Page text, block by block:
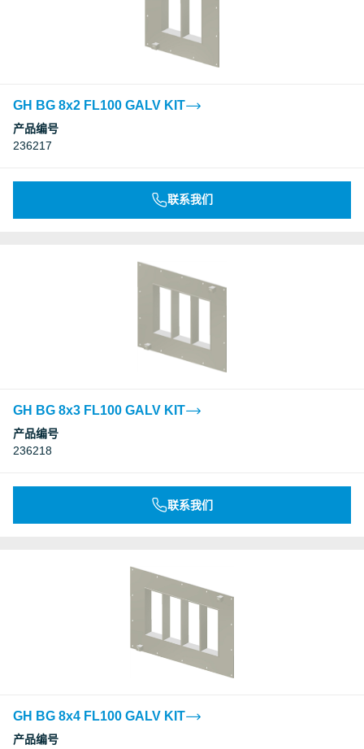
GH BG 8x2 FL100 GALV KIT
产品编号
236217
联系我们
GH BG 8x3 FL100 GALV KIT
产品编号
236218
联系我们
GH BG 8x4 FL100 GALV KIT
产品编号